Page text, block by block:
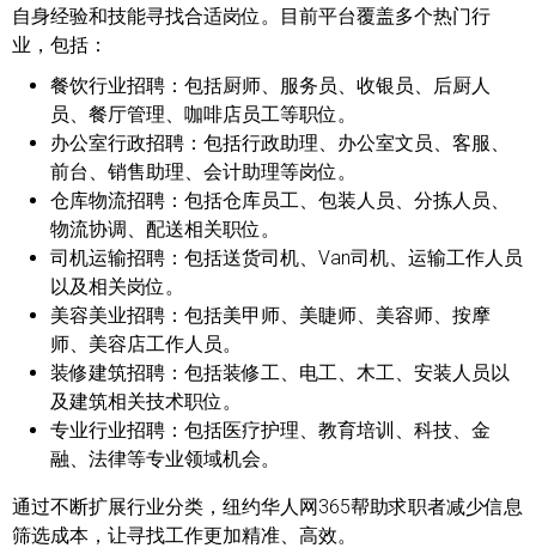
自身经验和技能寻找合适岗位。目前平台覆盖多个热门行
业，包括：
餐饮行业招聘： 包括厨师、服务员、收银员、后厨人
员、餐厅管理、咖啡店员工等职位。
办公室行政招聘： 包括行政助理、办公室文员、客服、
前台、销售助理、会计助理等岗位。
仓库物流招聘： 包括仓库员工、包装人员、分拣人员、
物流协调、配送相关职位。
司机运输招聘： 包括送货司机、Van司机、运输工作人员
以及相关岗位。
美容美业招聘： 包括美甲师、美睫师、美容师、按摩
师、美容店工作人员。
装修建筑招聘： 包括装修工、电工、木工、安装人员以
及建筑相关技术职位。
专业行业招聘： 包括医疗护理、教育培训、科技、金
融、法律等专业领域机会。
通过不断扩展行业分类，纽约华人网365帮助求职者减少信息
筛选成本，让寻找工作更加精准、高效。